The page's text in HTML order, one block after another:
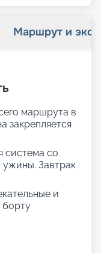
Маршрут и
маршрута в
закрепляется
система со
ужины. Завтрак
и
борту